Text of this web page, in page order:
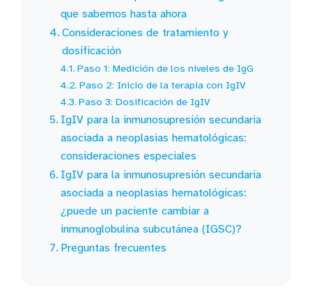
que sabemos hasta ahora
Consideraciones de tratamiento y
dosificación
Paso 1: Medición de los niveles de IgG
Paso 2: Inicio de la terapia con IgIV
Paso 3: Dosificación de IgIV
IgIV para la inmunosupresión secundaria
asociada a neoplasias hematológicas:
consideraciones especiales
IgIV para la inmunosupresión secundaria
asociada a neoplasias hematológicas:
¿puede un paciente cambiar a
inmunoglobulina subcutánea (IGSC)?
Preguntas frecuentes